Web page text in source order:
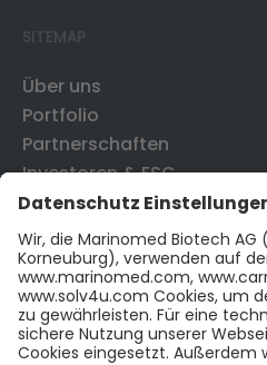
SITEMAP
Über uns
Portfolio
Partnerschaften
Investoren & ESG
News & Publikationen
CONTACT US
Kontakt
Karriere